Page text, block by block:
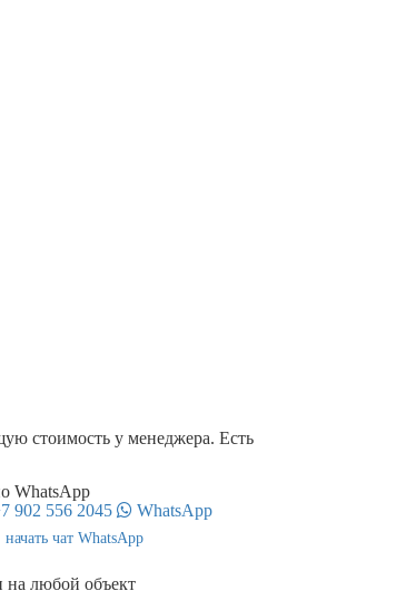
стоимость у менеджера. Есть
WhatsApp
902 556 2045
WhatsApp
начать чат WhatsApp
на любой объект